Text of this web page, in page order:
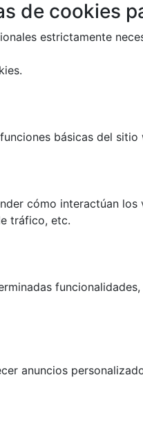
de cookies
estrictamente
.
básicas del
cómo interactúan
tráfico, etc.
anuncios